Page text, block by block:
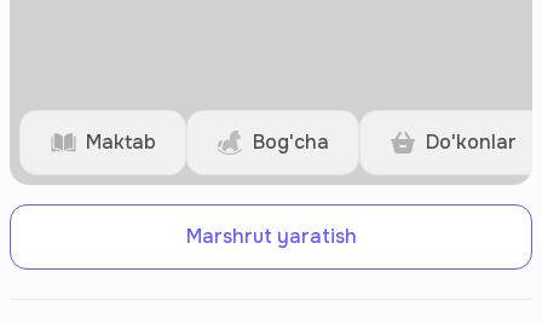
Maktab Bog'cha Do'konlar
Marshrut yaratish